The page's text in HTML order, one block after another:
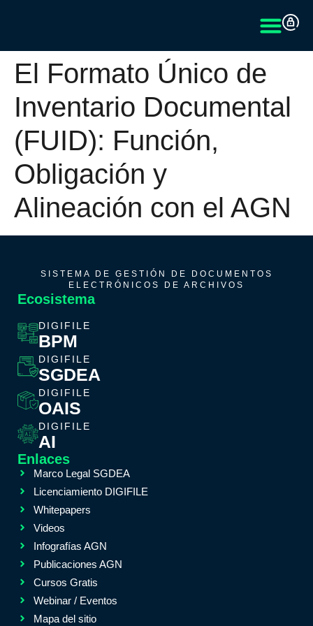
El Formato Único de
Inventario Documental
(FUID): Función,
Obligación y
Alineación con el AGN
SISTEMA DE GESTIÓN DE DOCUMENTOS
ELECTRÓNICOS DE ARCHIVOS
Ecosistema
DIGIFILE
BPM
DIGIFILE
SGDEA
DIGIFILE
OAIS
DIGIFILE
AI
Enlaces
Marco Legal SGDEA
Licenciamiento DIGIFILE
Whitepapers
Videos
Infografías AGN
Publicaciones AGN
Cursos Gratis
Webinar / Eventos
Mapa del sitio